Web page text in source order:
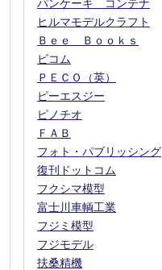
パンケーキ コンテナ
ヒルマモデルクラフト
Ｂｅｅ Ｂｏｏｋｓ
ビコム
ＰＥＣＯ（英）
ピーエスジー
ピノチオ
ＦＡＢ
フォト・パブリッシング
復刊ドットコム
フクシマ模型
富士川車輌工業
フジミ模型
フジモデル
扶桑精機